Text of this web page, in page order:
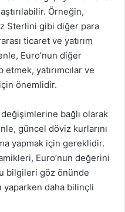
Örneğin,
Sterlini gibi diğer para
ticaret ve yatırım
Euro’nun diğer
yatırımcılar ve
önemlidir.
bağlı olarak
güncel döviz kurlarını
yapmak için gereklidir.
Euro’nun değerini
bilgileri göz önünde
yaparken daha bilinçli